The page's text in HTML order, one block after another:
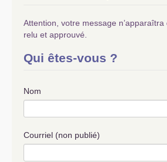
Attention, votre message n’apparaîtra
relu et approuvé.
Qui êtes-vous ?
Nom
Courriel (non publié)